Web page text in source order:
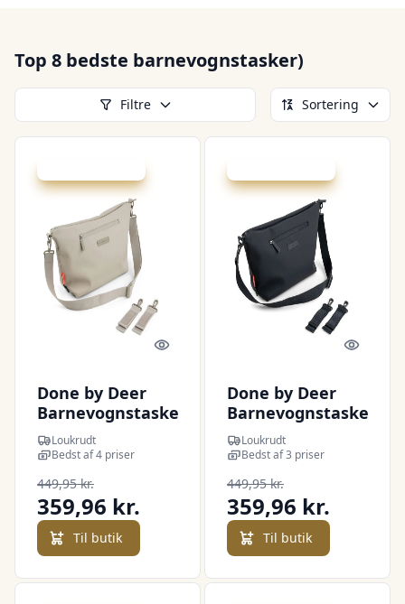
Top 8 bedste barnevognstasker)
Filtre Sortering
Quick look
Done by Deer
Barnevognstaske
- Sand
Loukrudt
Bedst af 4 priser
449,95 kr.
359,96 kr.
Til butik
Quick
Done by Deer
Barnevognstaske
- Sort
Loukrudt
Bedst af 3 priser
449,95 kr.
359,96 kr.
Til butik